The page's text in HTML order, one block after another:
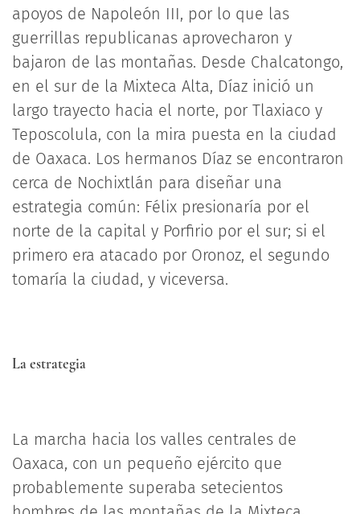
apoyos de Napoleón III, por lo que las
guerrillas republicanas aprovecharon y
bajaron de las montañas. Desde Chalcatongo,
en el sur de la Mixteca Alta, Díaz inició un
largo trayecto hacia el norte, por Tlaxiaco y
Teposcolula, con la mira puesta en la ciudad
de Oaxaca. Los hermanos Díaz se encontraron
cerca de Nochixtlán para diseñar una
estrategia común: Félix presionaría por el
norte de la capital y Porfirio por el sur; si el
primero era atacado por Oronoz, el segundo
tomaría la ciudad, y viceversa.
La estrategia
La marcha hacia los valles centrales de
Oaxaca, con un pequeño ejército que
probablemente superaba setecientos